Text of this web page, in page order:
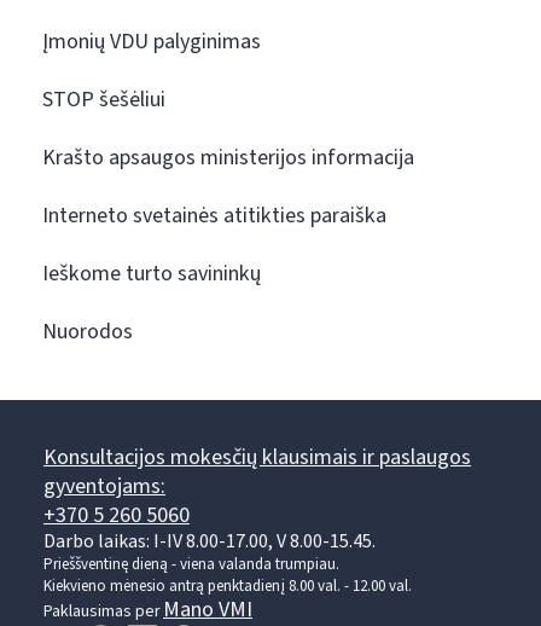
Įmonių VDU palyginimas
STOP šešėliui
Krašto apsaugos ministerijos informacija
Interneto svetainės atitikties paraiška
Ieškome turto savininkų
Nuorodos
Konsultacijos mokesčių klausimais ir paslaugos
gyventojams:
+370 5 260 5060
Darbo laikas: I-IV 8.00-17.00, V 8.00-15.45.
Prieššventinę dieną - viena valanda trumpiau.
Kiekvieno mėnesio antrą penktadienį 8.00 val. - 12.00 val.
Paklausimas perMano VMI